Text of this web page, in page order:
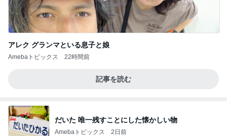
アレク グランマといる息子と娘
Amebaトピックス 22時間前
記事を読む
だいた 唯一残すことにした懐かしい物
Amebaトピックス 2日前